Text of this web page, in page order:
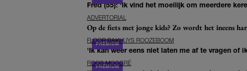
Fred (55): 'Ik vind het moeilijk om meerdere
ADVERTORIAL
Op de fiets met jonge kids? Zo wordt het ineens
FLOOR BAKHUYS ROOZEBOOM
'Ik kan weer eens niet laten me af te vragen of
ROOS MOGGRÉ